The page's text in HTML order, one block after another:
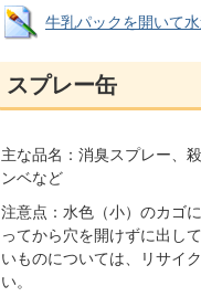
牛乳パックを開いて
スプレー缶
主な品名：消臭スプレー、
ンベなど
注意点：水色（小）のカゴ
ってから穴を開けずに出し
いものについては、リサイ
い。